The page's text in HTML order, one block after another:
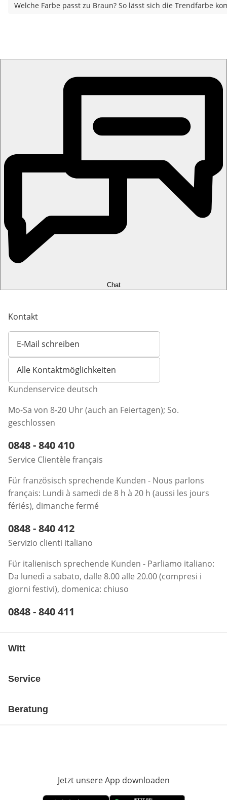
Welche Farbe passt zu Braun? So lässt sich die Trendfarbe
Chat
Kontakt
E-Mail schreiben
Öffnet E-Mail-Client
Alle Kontaktmöglichkeiten
Kundenservice deutsch
Mo-Sa von 8-20 Uhr (auch an Feiertagen); So.
geschlossen
Telefonnummer:
0848 - 840 410
Service Clientèle français
Für französisch sprechende Kunden - Nous parlons
français: Lundi à samedi de 8 h à 20 h (aussi les jours
fériés), dimanche fermé
Telefonnummer:
0848 - 840 412
Servizio clienti italiano
Für italienisch sprechende Kunden - Parliamo italiano:
Da lunedì a sabato, dalle 8.00 alle 20.00 (compresi i
giorni festivi), domenica: chiuso
Telefonnummer:
0848 - 840 411
Witt
Service
Beratung
Jetzt unsere App downloaden